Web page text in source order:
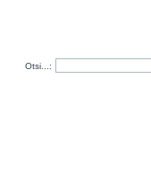
Otsi...: